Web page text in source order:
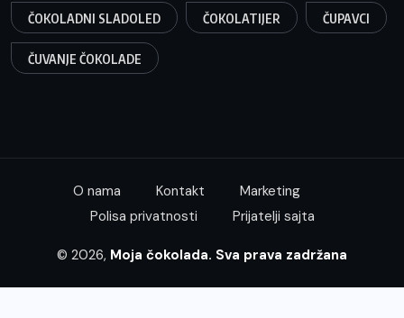
ČOKOLADNI SLADOLED ČOKOLATIJER ČUPAVCI
ČUVANJE ČOKOLADE
O nama Kontakt
Marketing
Polisa privatnosti
Prijatelji sajta
© 2026, Moja čokolada. Sva prava zadržana